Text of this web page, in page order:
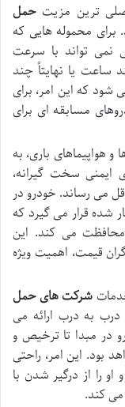
ترین مزیت حمل
محموله هایی که
نمی تواند با سرعت
ساعت یا نهایتاً چند
شود که این امر، برای
مسابقه ای برای
هواپیماهای باری، به
ایمنی سخت گیرانه،
می رساند. خودرو در
شده قرار می گیرد که
محافظت می کند. این
قیمت، اهمیت ویژه
شرکت های حمل
به درب ارائه می
در مبدا تا ترخیص و
بود. این امر، راحتی
او را از درگیر شدن با
کند.